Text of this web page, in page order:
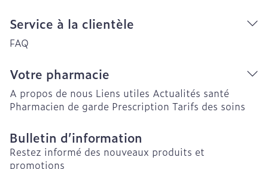
Service à la clientèle
FAQ
Votre pharmacie
A propos de nous Liens utiles Actualités santé
Pharmacien de garde Prescription Tarifs des soins
Bulletin d’information
Restez informé des nouveaux produits et
promotions